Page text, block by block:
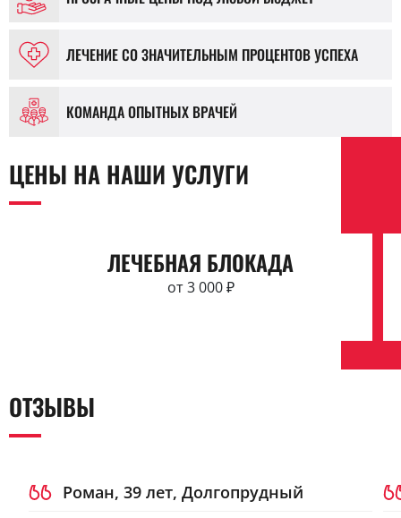
ЛЕЧЕНИЕ СО ЗНАЧИТЕЛЬНЫМ ПРОЦЕНТОВ УСПЕХА
КОМАНДА ОПЫТНЫХ ВРАЧЕЙ
ЦЕНЫ НА НАШИ УСЛУГИ
ЛЕЧЕБНАЯ БЛОКАДА
от 3 000 ₽
ОТЗЫВЫ
Роман, 39 лет, Долгопрудный